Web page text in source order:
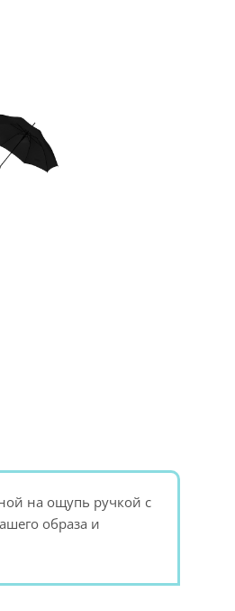
на ощупь ручкой с
образа и